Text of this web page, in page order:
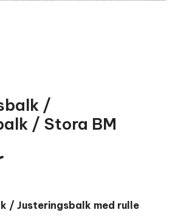
/
/ Stora BM
/ Justeringsbalk med rulle